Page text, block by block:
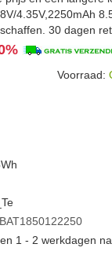
4.35V,2250mAh
30 dagen
Voorraad:
BAT1850122250
1 - 2 werkdagen